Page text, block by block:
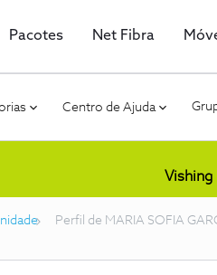
Pacotes Net Fibra
Centro de Ajuda
Vishing
Perfil de MARIA SOFIA